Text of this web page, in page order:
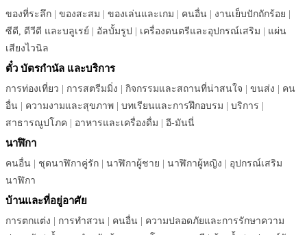
ของที่ระลึก | ของสะสม | ของเล่นและเกม | คนอื่น | งานเย็บปักถักร้อย |
ซีดี, ดีวีดี และบลูเรย์ | อัลบั้มรูป | เครื่องดนตรีและอุปกรณ์เสริม | แผ่น
เสียงไวนิล
ตั๋ว บัตรกำนัล และบริการ
การท่องเที่ยว | การสตรีมมิ่ง | กิจกรรมและสถานที่น่าสนใจ | ขนส่ง | คน
อื่น | ความงามและสุขภาพ | บทเรียนและการฝึกอบรม | บริการ |
สาธารณูปโภค | อาหารและเครื่องดื่ม | อี-มันนี่
นาฬิกา
คนอื่น | ชุดนาฬิกาคู่รัก | นาฬิกาผู้ชาย | นาฬิกาผู้หญิง | อุปกรณ์เสริม
นาฬิกา
บ้านและที่อยู่อาศัย
การตกแต่ง | การทำสวน | คนอื่น | ความปลอดภัยและการรักษาความ